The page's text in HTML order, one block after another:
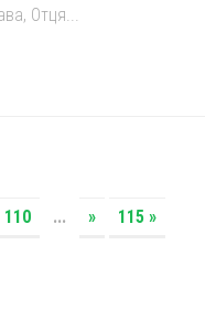
Отця...
110 ... » 115 »